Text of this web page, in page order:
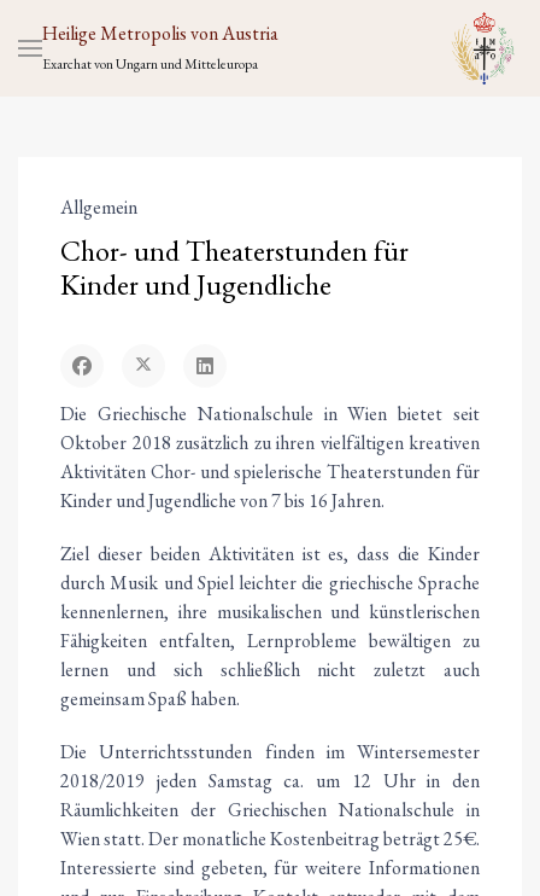
Heilige Metropolis von Austria
Exarchat von Ungarn und Mitteleuropa
Allgemein
Chor- und Theaterstunden für
Kinder und Jugendliche
Die Griechische Nationalschule in Wien bietet seit
Oktober 2018 zusätzlich zu ihren vielfältigen kreativen
Aktivitäten Chor- und spielerische Theaterstunden für
Kinder und Jugendliche von 7 bis 16 Jahren.
Ziel dieser beiden Aktivitäten ist es, dass die Kinder
durch Musik und Spiel leichter die griechische Sprache
kennenlernen, ihre musikalischen und künstlerischen
Fähigkeiten entfalten, Lernprobleme bewältigen zu
lernen und sich schließlich nicht zuletzt auch
gemeinsam Spaß haben.
Die Unterrichtsstunden finden im Wintersemester
2018/2019 jeden Samstag ca. um 12 Uhr in den
Räumlichkeiten der Griechischen Nationalschule in
Wien statt. Der monatliche Kostenbeitrag beträgt 25€.
Interessierte sind gebeten, für weitere Informationen